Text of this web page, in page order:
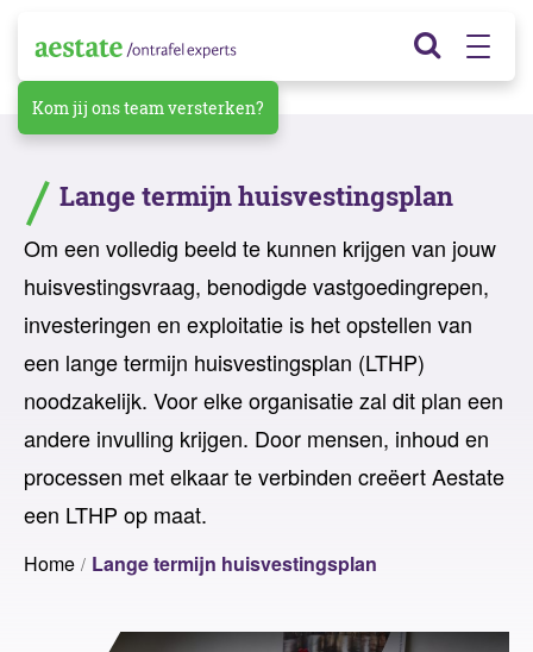
Kom jij ons team versterken?
Lange termijn huisvestingsplan
Om een volledig beeld te kunnen krijgen van jouw
huisvestingsvraag, benodigde vastgoedingrepen,
investeringen en exploitatie is het opstellen van
een lange termijn huisvestingsplan (LTHP)
noodzakelijk. Voor elke organisatie zal dit plan een
andere invulling krijgen. Door mensen, inhoud en
processen met elkaar te verbinden creëert Aestate
een LTHP op maat.
Home Lange termijn huisvestingsplan